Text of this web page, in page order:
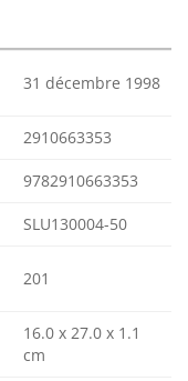
31 décembre 1998
2910663353
9782910663353
SLU130004-50
201
16.0 x 27.0 x 1.1
cm